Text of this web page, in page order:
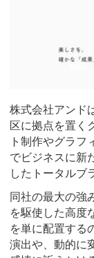
株式会社アンド
区に拠点を置く
ト制作やグラフ
でビジネスに新
したトータルブ
同社の最大の強
を駆使した高度
を単に配置する
演出や、動的に